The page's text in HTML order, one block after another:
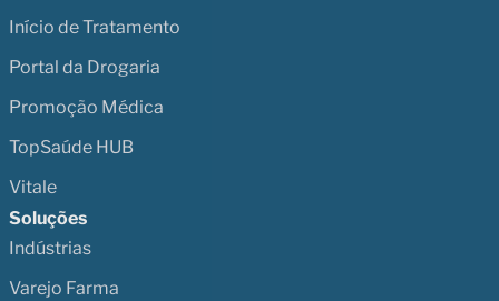
Início de Tratamento
Portal da Drogaria
Promoção Médica
TopSaúde HUB
Vitale
Soluções
Indústrias
Varejo Farma